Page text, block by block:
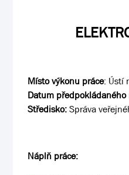
Místo výkonu práce: Ústí
Datum
Středisko:Správa
Náplň práce: